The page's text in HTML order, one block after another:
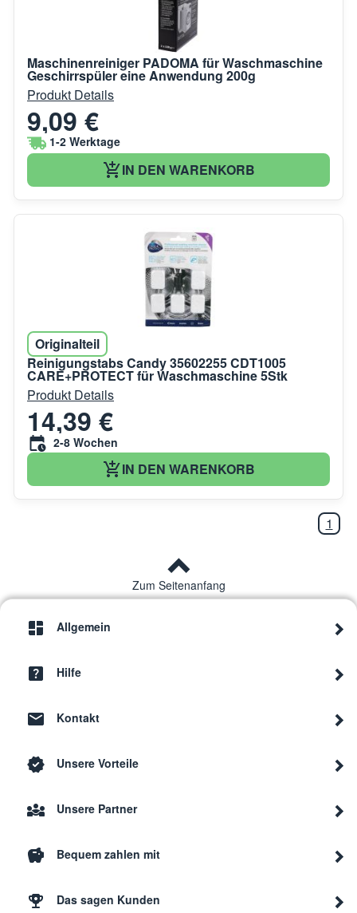
Maschinenreiniger PADOMA für Waschmaschine
Geschirrspüler eine Anwendung 200g
Produkt Details
9,09 €
1-2 Werktage
IN DEN WARENKORB
Originalteil
Reinigungstabs Candy 35602255 CDT1005
CARE+PROTECT für Waschmaschine 5Stk
Produkt Details
14,39 €
2-8 Wochen
IN DEN WARENKORB
1
Zum Seitenanfang
Allgemein
Hilfe
Kontakt
Unsere Vorteile
Unsere Partner
Bequem zahlen mit
Das sagen Kunden